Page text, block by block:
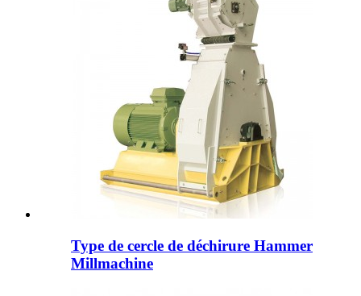
Type de cercle de déchirure Hammer
Millmachine